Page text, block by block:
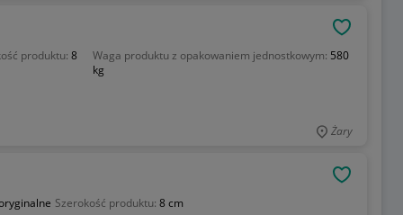
produktu: 8
Waga produktu z opakowaniem jednostkowym: 580
kg
Żary
Szerokość produktu: 8 cm